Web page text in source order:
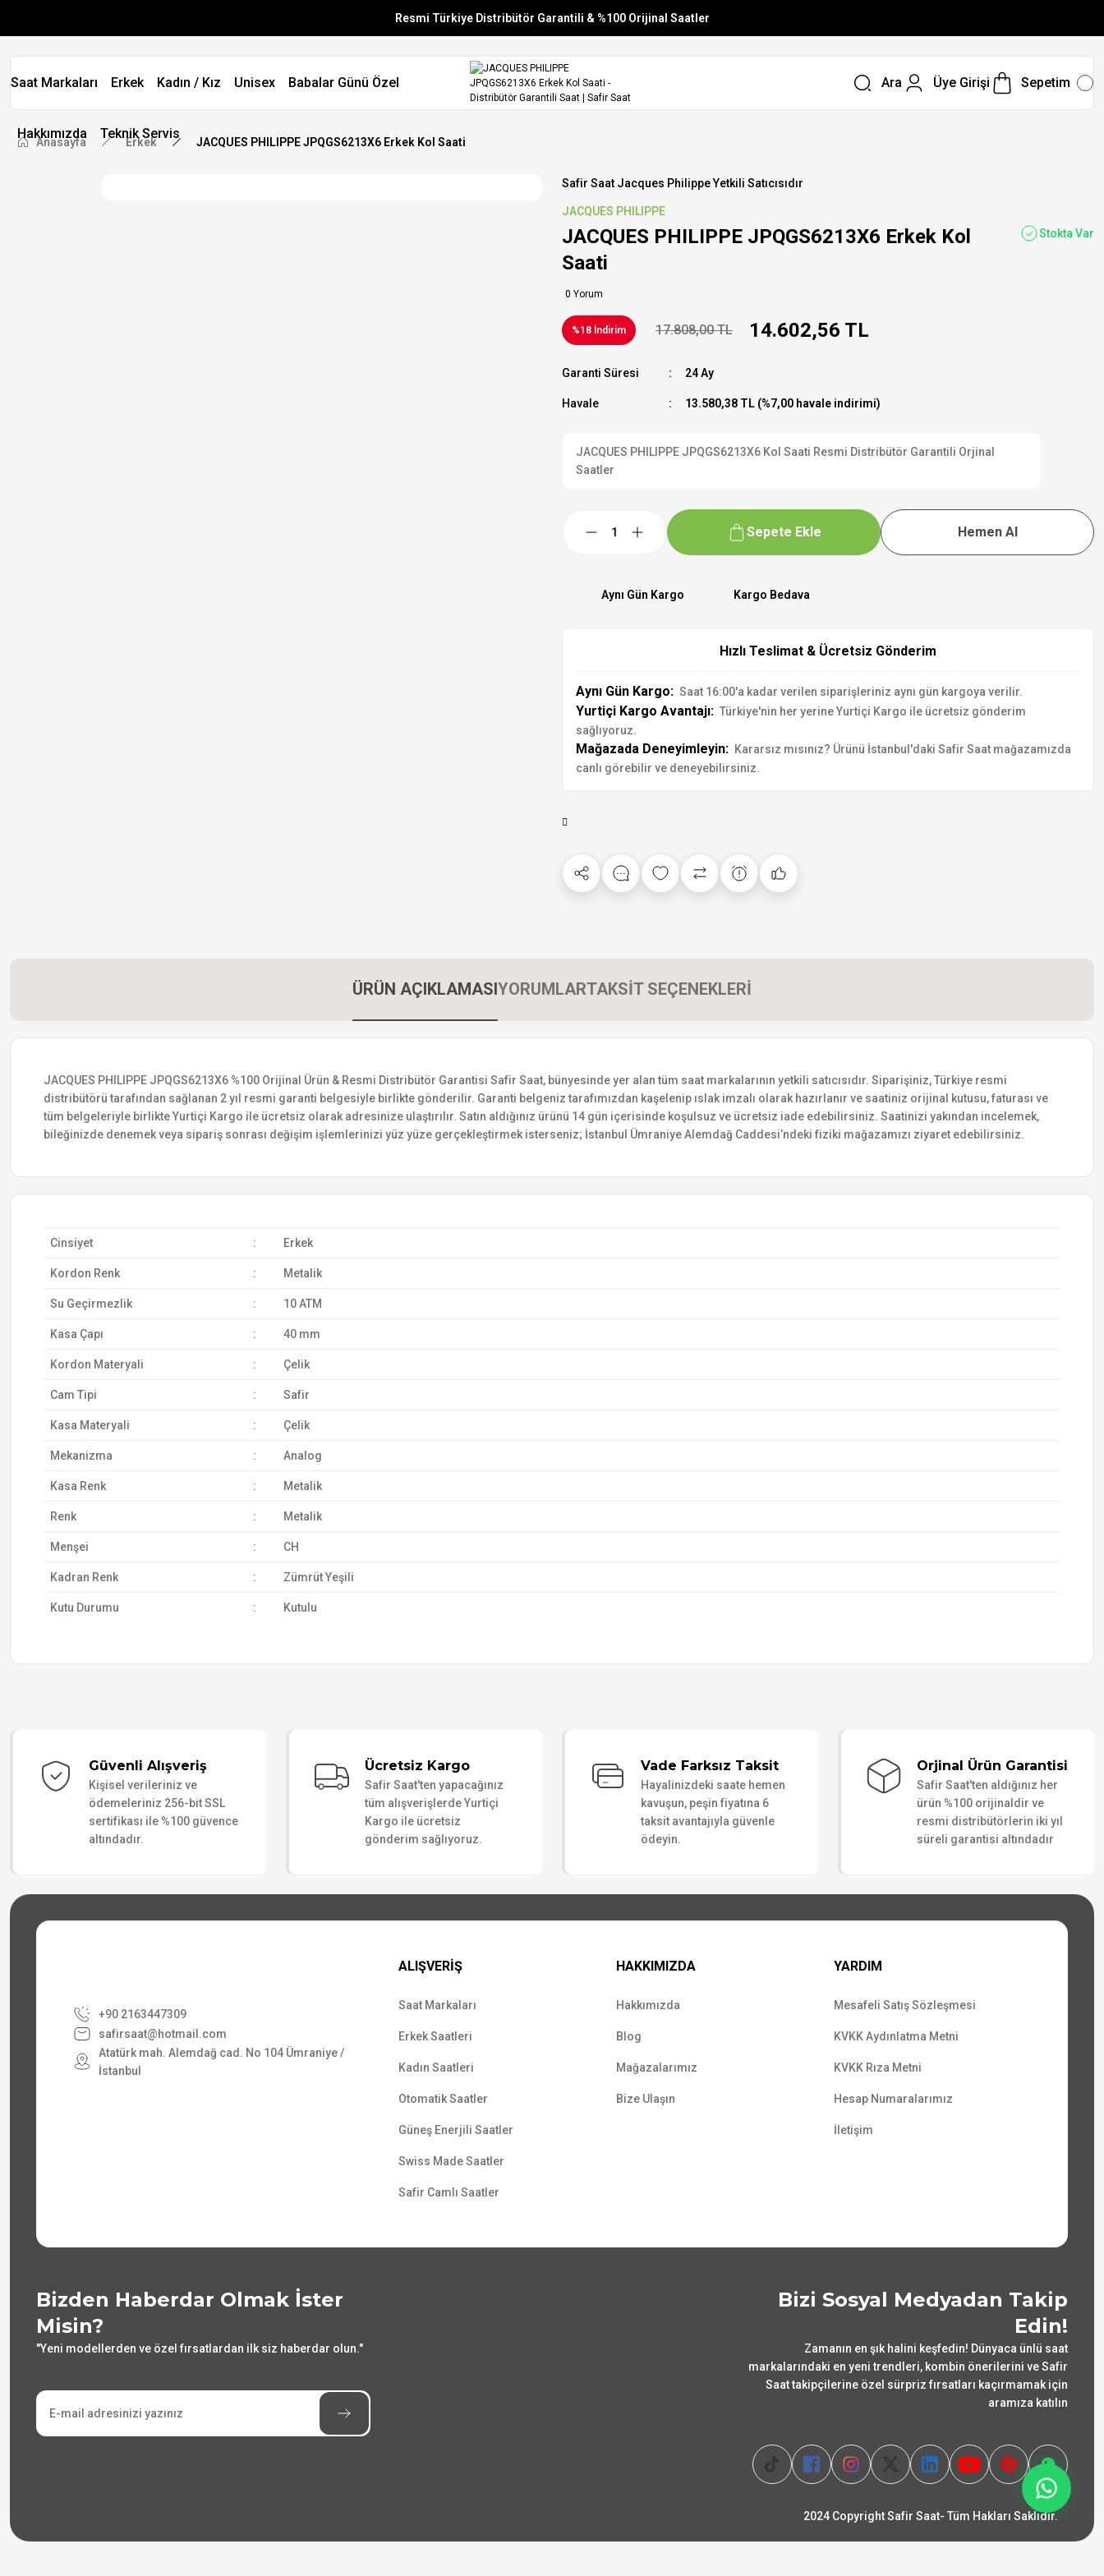
Resmi Türkiye Distribütör Garantili & %100 Orijinal Saatler
Vade Farksız 6 Taksit
Aynı Gün Stoktan Gönderim
Saat Markaları Erkek Kadın / Kız Unisex Babalar Günü Özel
Hakkımızda Teknik Servis
Ara Üye Girişi Sepetim
Anasayfa Erkek JACQUES PHILIPPE JPQGS6213X6 Erkek Kol Saati
Safir Saat Jacques Philippe Yetkili Satıcısıdır
JACQUES PHILIPPE
JACQUES PHILIPPE JPQGS6213X6 Erkek Kol
Saati
0 Yorum
Stokta Var
%18 İndirim 17.808,00 TL 14.602,56 TL
Garanti Süresi 24 Ay
Havale 13.580,38 TL (%7,00 havale indirimi)
JACQUES PHILIPPE JPQGS6213X6 Kol Saati Resmi Distribütör Garantili Orjinal
Saatler
Sepete Ekle Hemen Al
Aynı Gün Kargo Kargo Bedava
Hızlı Teslimat & Ücretsiz Gönderim
Aynı Gün Kargo: Saat 16:00'a kadar verilen siparişleriniz aynı gün kargoya verilir.
Yurtiçi Kargo Avantajı: Türkiye'nin her yerine Yurtiçi Kargo ile ücretsiz gönderim
sağlıyoruz.
Mağazada Deneyimleyin: Kararsız mısınız? Ürünü İstanbul'daki Safir Saat mağazamızda
canlı görebilir ve deneyebilirsiniz.
ÜRÜN AÇIKLAMASIYORUMLARTAKSİT SEÇENEKLERİ
JACQUES PHILIPPE JPQGS6213X6 %100 Orijinal Ürün & Resmi Distribütör Garantisi Safir Saat, bünyesinde yer alan tüm saat markalarının yetkili satıcısıdır. Siparişiniz, Türkiye resmi
distribütörü tarafından sağlanan 2 yıl resmi garanti belgesiyle birlikte gönderilir. Garanti belgeniz tarafımızdan kaşelenip ıslak imzalı olarak hazırlanır ve saatiniz orijinal kutusu, faturası ve
tüm belgeleriyle birlikte Yurtiçi Kargo ile ücretsiz olarak adresinize ulaştırılır. Satın aldığınız ürünü 14 gün içerisinde koşulsuz ve ücretsiz iade edebilirsiniz. Saatinizi yakından incelemek,
bileğinizde denemek veya sipariş sonrası değişim işlemlerinizi yüz yüze gerçekleştirmek isterseniz; İstanbul Ümraniye Alemdağ Caddesi’ndeki fiziki mağazamızı ziyaret edebilirsiniz.
Cinsiyet : Erkek
Kordon Renk : Metalik
Su Geçirmezlik : 10 ATM
Kasa Çapı : 40 mm
Kordon Materyali : Çelik
Cam Tipi : Safir
Kasa Materyali : Çelik
Mekanizma : Analog
Kasa Renk : Metalik
Renk : Metalik
Menşei : CH
Kadran Renk : Zümrüt Yeşili
Kutu Durumu : Kutulu
Güvenli Alışveriş
Kişisel verileriniz ve
ödemeleriniz 256-bit SSL
sertifikası ile %100 güvence
altındadır.
Ücretsiz Kargo
Safir Saat'ten yapacağınız
tüm alışverişlerde Yurtiçi
Kargo ile ücretsiz
gönderim sağlıyoruz.
Vade Farksız Taksit
Hayalinizdeki saate hemen
kavuşun, peşin fiyatına 6
taksit avantajıyla güvenle
ödeyin.
Orjinal Ürün Garantisi
Safir Saat'ten aldığınız her
ürün %100 orijinaldir ve
resmi distribütörlerin iki yıl
süreli garantisi altındadır
+90 2163447309
safirsaat@hotmail.com
Atatürk mah. Alemdağ cad. No 104 Ümraniye /
İstanbul
ALIŞVERİŞ
Saat Markaları
Erkek Saatleri
Kadın Saatleri
Otomatik Saatler
Güneş Enerjili Saatler
Swiss Made Saatler
Safir Camlı Saatler
HAKKIMIZDA
Hakkımızda
Blog
Mağazalarımız
Bize Ulaşın
YARDIM
Mesafeli Satış Sözleşmesi
KVKK Aydınlatma Metni
KVKK Rıza Metni
Hesap Numaralarımız
İletişim
Bizden Haberdar Olmak İster
Misin?
"Yeni modellerden ve özel fırsatlardan ilk siz haberdar olun."
Bizi Sosyal Medyadan Takip
Edin!
Zamanın en şık halini keşfedin! Dünyaca ünlü saat
markalarındaki en yeni trendleri, kombin önerilerini ve Safir
Saat takipçilerine özel sürpriz fırsatları kaçırmamak için
aramıza katılın
2024 Copyright Safir Saat- Tüm Hakları Saklıdır.